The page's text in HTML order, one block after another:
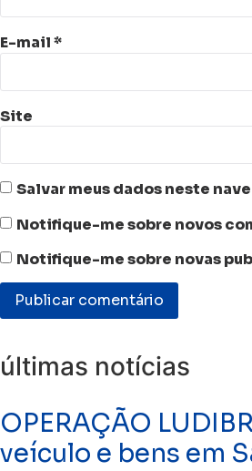
E-mail*
Site
Salvar meus dados neste
Notifique-me sobre novos
Notifique-me sobre novas
últimas notícias
OPERAÇÃO
veículo e bens em